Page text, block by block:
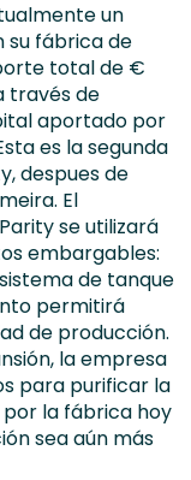
un
su fábrica de
total de €
través de
aportado por
es la segunda
despues de
El
se utilizará
embargables:
de tanque
permitirá
de producción.
la empresa
para purificar la
la fábrica hoy
sea aún más